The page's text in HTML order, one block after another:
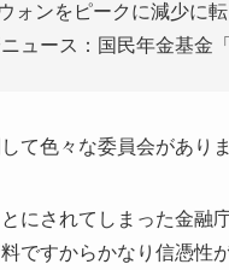
ォンをピークに減少に転
ュース：国民年金基
て色々な委員会があり
にされてしまった金融
ですからかなり信憑性